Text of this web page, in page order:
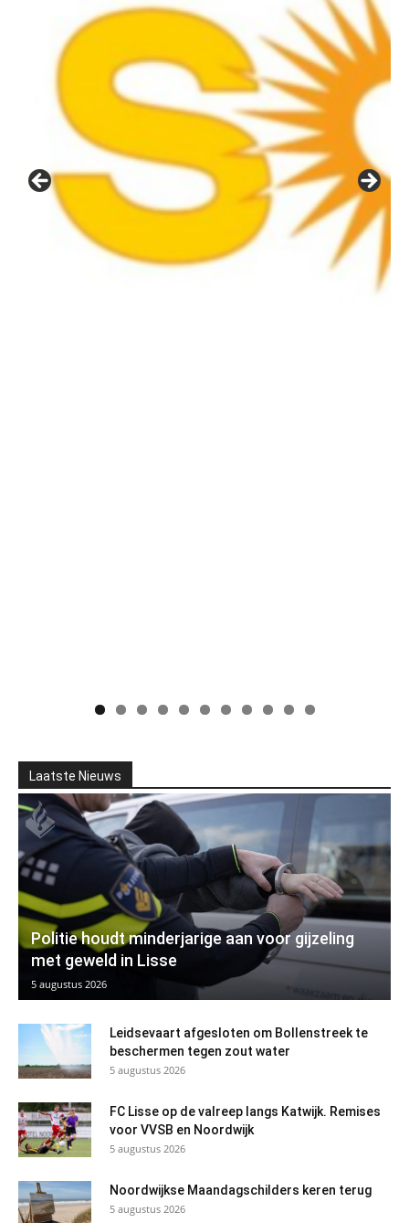
Laatste Nieuws
Politie houdt minderjarige aan voor gijzeling
met geweld in Lisse
5 augustus 2026
Leidsevaart afgesloten om Bollenstreek te
beschermen tegen zout water
5 augustus 2026
FC Lisse op de valreep langs Katwijk. Remises
voor VVSB en Noordwijk
5 augustus 2026
Noordwijkse Maandagschilders keren terug
5 augustus 2026